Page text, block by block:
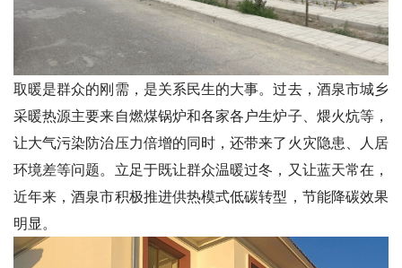
取暖是群众的刚需，是关系民生的大事。过去，酒泉市城乡
采暖热源主要来自燃煤锅炉和各家各户生炉子、煨火炕等，
让大气污染防治压力倍增的同时，还带来了火灾隐患、人居
环境差等问题。立足于既让群众温暖过冬，又让蓝天常在，
近年来，酒泉市积极推进供热模式低碳转型，节能降碳效果
明显。